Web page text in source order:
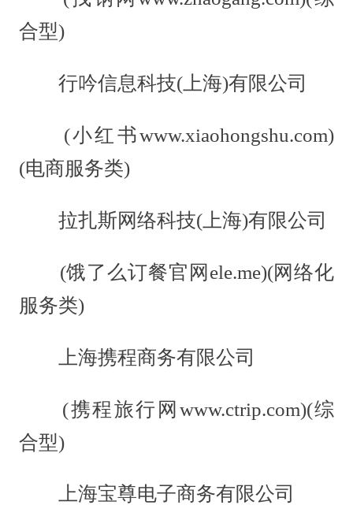
合型)
行吟信息科技(上海)有限公司
(小红书www.xiaohongshu.com)
(电商服务类)
拉扎斯网络科技(上海)有限公司
(饿了么订餐官网ele.me)(网络化
服务类)
上海携程商务有限公司
(携程旅行网www.ctrip.com)(综
合型)
上海宝尊电子商务有限公司